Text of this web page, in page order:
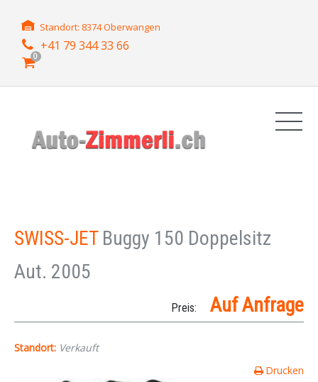
Standort: 8374 Oberwangen
+41 79 344 33 66
0
SWISS-JET Buggy 150 Doppelsitz
Aut. 2005
Preis: Auf Anfrage
Standort: Verkauft
Drucken